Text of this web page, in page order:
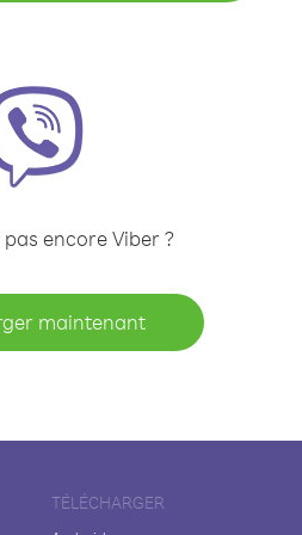
pas encore Viber ?
maintenant
TÉLÉCHARGER